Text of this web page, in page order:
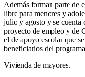
Además forman parte de
libre para menores y
julio y agosto y se cuenta
proyecto de empleo y de
el de apoyo escolar que
beneficiarios del
Vivienda de mayores.